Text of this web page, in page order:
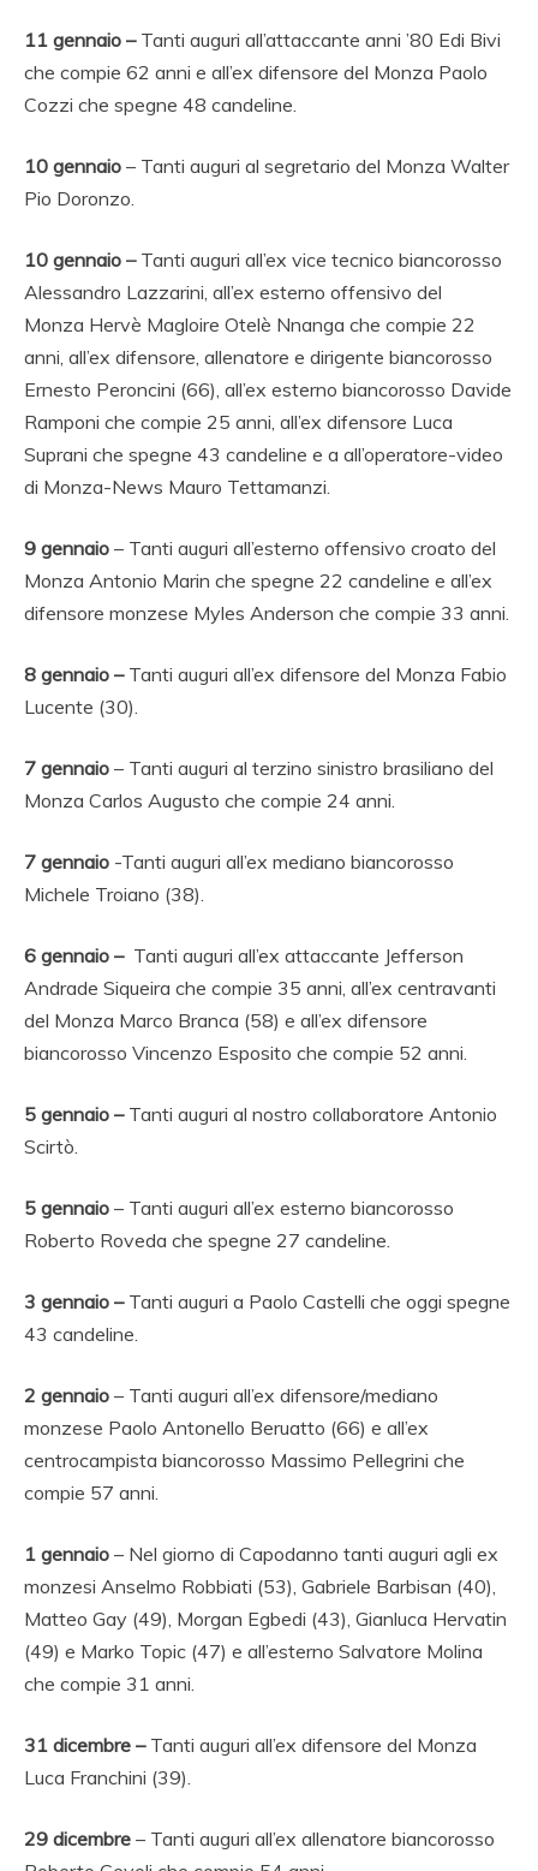
11 gennaio – Tanti auguri all’attaccante anni ’80 Edi Bivi
che compie 62 anni e all’ex difensore del Monza Paolo
Cozzi che spegne 48 candeline.
10 gennaio – Tanti auguri al segretario del Monza Walter
Pio Doronzo.
10 gennaio – Tanti auguri all’ex vice tecnico biancorosso
Alessandro Lazzarini, all’ex esterno offensivo del
Monza Hervè Magloire Otelè Nnanga che compie 22
anni, all’ex difensore, allenatore e dirigente biancorosso
Ernesto Peroncini (66), all’ex esterno biancorosso Davide
Ramponi che compie 25 anni, all’ex difensore Luca
Suprani che spegne 43 candeline e a all’operatore-video
di Monza-News Mauro Tettamanzi.
9 gennaio – Tanti auguri all’esterno offensivo croato del
Monza Antonio Marin che spegne 22 candeline e all’ex
difensore monzese Myles Anderson che compie 33 anni.
8 gennaio –Tanti auguri all’ex difensore del Monza Fabio
Lucente (30).
7 gennaio – Tanti auguri al terzino sinistro brasiliano del
Monza Carlos Augusto che compie 24 anni.
7 gennaio -Tanti auguri all’ex mediano biancorosso
Michele Troiano (38).
6 gennaio – Tanti auguri all’ex attaccante Jefferson
Andrade Siqueira che compie 35 anni, all’ex centravanti
del Monza Marco Branca (58) e all’ex difensore
biancorosso Vincenzo Esposito che compie 52 anni.
5 gennaio – Tanti auguri al nostro collaboratore Antonio
Scirtò.
5 gennaio – Tanti auguri all’ex esterno biancorosso
Roberto Roveda che spegne 27 candeline.
3 gennaio – Tanti auguri a Paolo Castelli che oggi spegne
43 candeline.
2 gennaio – Tanti auguri all’ex difensore/mediano
monzese Paolo Antonello Beruatto (66) e all’ex
centrocampista biancorosso Massimo Pellegrini che
compie 57 anni.
1 gennaio – Nel giorno di Capodanno tanti auguri agli ex
monzesi Anselmo Robbiati (53), Gabriele Barbisan (40),
Matteo Gay (49), Morgan Egbedi (43), Gianluca Hervatin
(49) e Marko Topic (47) e all’esterno Salvatore Molina
che compie 31 anni.
31 dicembre – Tanti auguri all’ex difensore del Monza
Luca Franchini (39).
29 dicembre – Tanti auguri all’ex allenatore biancorosso